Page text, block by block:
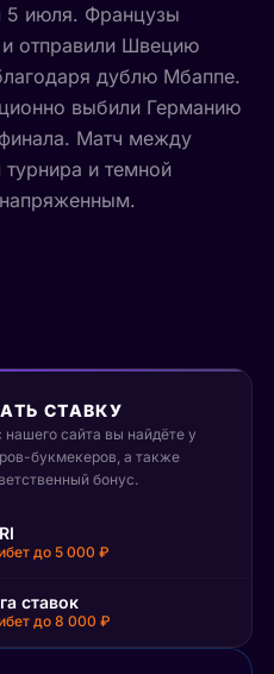
5 июля. Французы
отправили Швецию
дублю Мбаппе.
выбили Германию
Матч между
и темной
2026
МСК
:1
СТАВКУ
нашего сайта вы найдёте у
букмекеров, а также
бонус.
до 5 000 ₽
ставок
до 8 000 ₽